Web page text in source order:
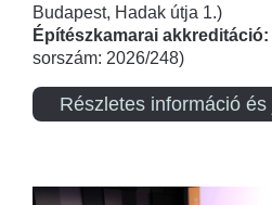
Budapest, Hadak útja 1.)
Építészkamarai akkreditáció:
sorszám: 2026/248)
Részletes információ